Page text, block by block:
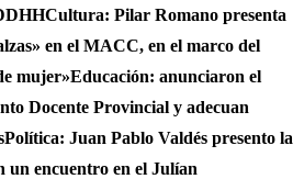
Cultura: Pilar Romano presenta
en el MACC, en el marco del
mujer»Educación: anunciaron el
Docente Provincial y adecuan
Política: Juan Pablo Valdés presento la
un encuentro en el Julían